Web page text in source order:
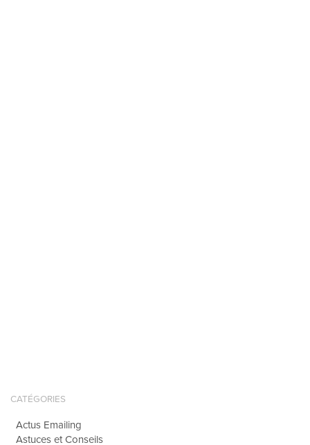
CATÉGORIES
Actus Emailing
Astuces et Conseils